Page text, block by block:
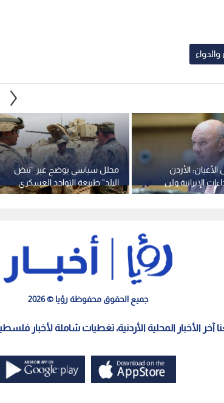
والدواء
محلل سياسي يوضح عبر "نبض
البلد" طبيعة التواجد العسكري
الأمريكي في الأردن - فيديو
الأردن
الإيرانية ولن
سيادته
جميع الحقوق محفوظة رؤيا © 2026
آخر الأخبار المحلية الأردنية، تغطيات شاملة لأخبار